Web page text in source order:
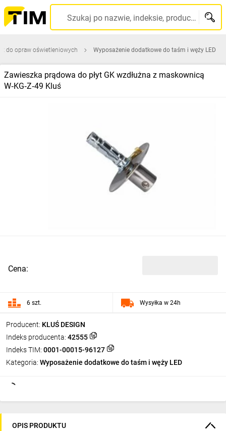
Szukaj po nazwie, indeksie, producencie, kodzie kreskowym...
do opraw oświetleniowych Wyposażenie dodatkowe do taśm i węży LED
Zawieszka prądowa do płyt GK wzdłużna z maskownicą
W‑KG‑Z‑49 Kluś
Producent: KLUŚ DESIGN
Indeks producenta: 42555
Indeks TIM: 0001-00015-96127
Kategoria: Wyposażenie dodatkowe do taśm i węży LED
Cena:
6 szt. Wysyłka w 24h
OPIS PRODUKTU